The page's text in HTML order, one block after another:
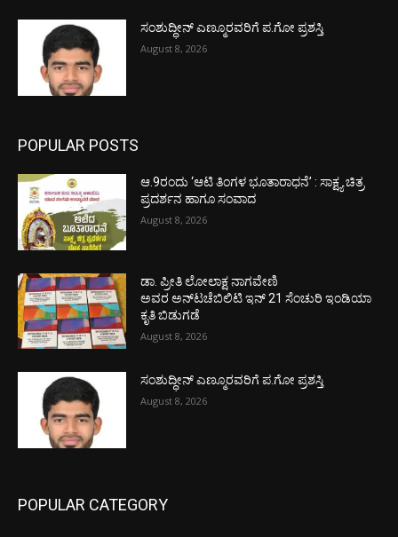
ಸಂಶುದ್ಧೀನ್ ಎಣ್ಮೂರವರಿಗೆ ಪ.ಗೋ ಪ್ರಶಸ್ತಿ
August 8, 2026
POPULAR POSTS
ಆ.9ರಂದು ‘ಆಟಿ ತಿಂಗಳ ಭೂತಾರಾಧನೆ’ : ಸಾಕ್ಷ್ಯ ಚಿತ್ರ
ಪ್ರದರ್ಶನ ಹಾಗೂ ಸಂವಾದ
August 8, 2026
ಡಾ. ಪ್ರೀತಿ ಲೋಲಾಕ್ಷ ನಾಗವೇಣಿ
ಅವರ ಅನ್‌ಟಚೆಬಿಲಿಟಿ ಇನ್ 21 ಸೆಂಚುರಿ ಇಂಡಿಯಾ
ಕೃತಿ ಬಿಡುಗಡೆ
August 8, 2026
ಸಂಶುದ್ಧೀನ್ ಎಣ್ಮೂರವರಿಗೆ ಪ.ಗೋ ಪ್ರಶಸ್ತಿ
August 8, 2026
POPULAR CATEGORY